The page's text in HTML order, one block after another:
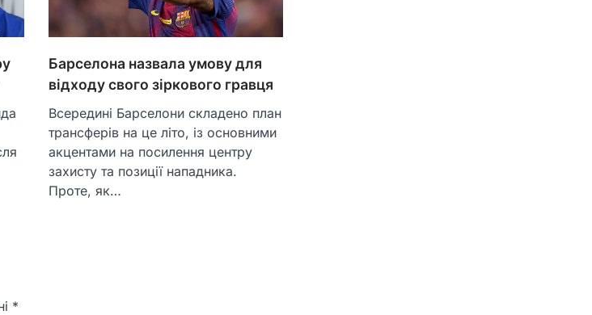
Барселона назвала умову для
відходу свого зіркового гравця
Всередині Барселони складено план
трансферів на це літо, із основними
акцентами на посилення центру
захисту та позиції нападника.
Проте, як…
*